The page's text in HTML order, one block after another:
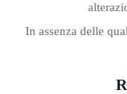
In assenza delle